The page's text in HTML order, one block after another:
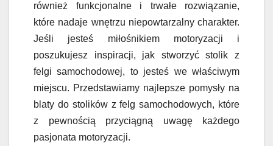
również funkcjonalne i trwałe rozwiązanie,
które nadaje wnętrzu niepowtarzalny charakter.
Jeśli jesteś miłośnikiem motoryzacji i
poszukujesz inspiracji, jak stworzyć stolik z
felgi samochodowej, to jesteś we właściwym
miejscu. Przedstawiamy najlepsze pomysły na
blaty do stolików z felg samochodowych, które
z pewnością przyciągną uwagę każdego
pasjonata motoryzacji.